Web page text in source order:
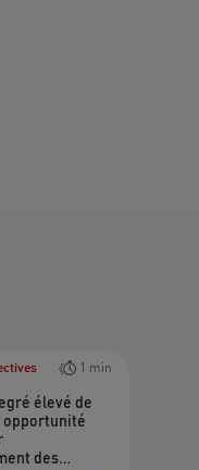
1 min
élevé de
des